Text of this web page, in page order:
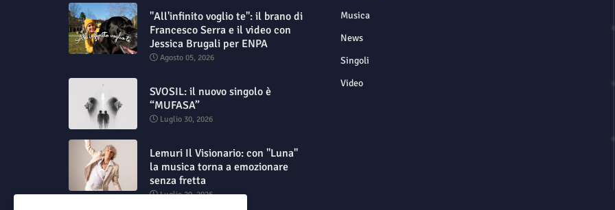
"All'infinito voglio te": il brano di
Francesco Serra e il video con
Jessica Brugali per ENPA
Agosto 05, 2026
SVOSIL: il nuovo singolo è
“MUFASA”
Luglio 30, 2026
Lemuri Il Visionario: con "Luna"
la musica torna a emozionare
senza fretta
Luglio 29, 2026
Musica
News
Singoli
Video